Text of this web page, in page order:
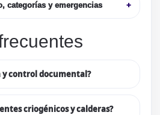
categorías y emergencias +
y control documental?
criogénicos y calderas?